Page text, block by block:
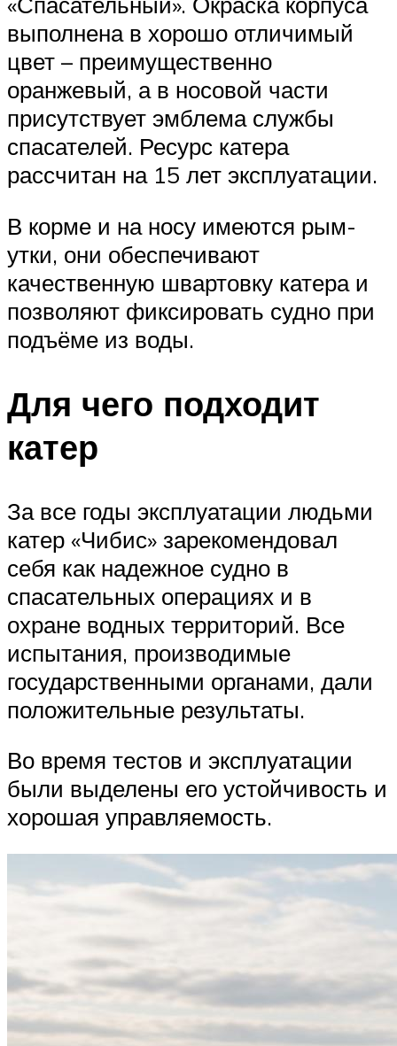
выполнена в хорошо отличимый
цвет – преимущественно
оранжевый, а в носовой части
присутствует эмблема службы
спасателей. Ресурс катера
рассчитан на 15 лет эксплуатации.
В корме и на носу имеются рым-
утки, они обеспечивают
качественную швартовку катера и
позволяют фиксировать судно при
подъёме из воды.
Для чего подходит
катер
За все годы эксплуатации людьми
катер «Чибис» зарекомендовал
себя как надежное судно в
спасательных операциях и в
охране водных территорий. Все
испытания, производимые
государственными органами, дали
положительные результаты.
Во время тестов и эксплуатации
были выделены его устойчивость и
хорошая управляемость.